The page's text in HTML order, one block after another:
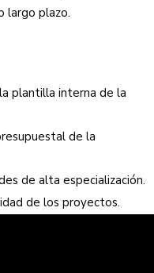
largo plazo.
plantilla interna de la
de la
de alta especialización.
de los proyectos.